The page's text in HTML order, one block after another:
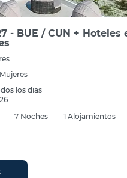
- BUE / CUN + Hoteles
los dias
7 Noches
1 Alojamientos